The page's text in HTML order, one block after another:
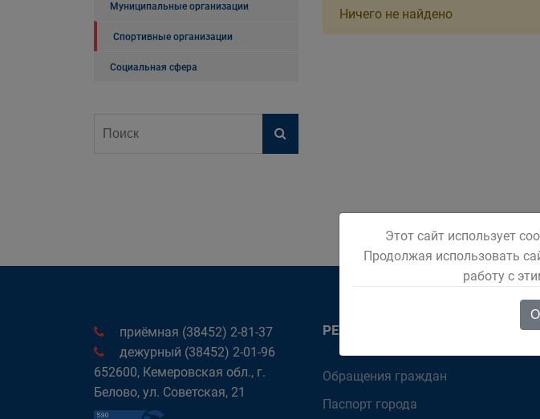
Муниципальные организации
Спортивные организации
Социальная сфера
Ничего не найдено
приёмная (38452) 2-81-37
дежурный (38452) 2-01-96
652600, Кемеровская обл., г.
Белово, ул. Советская, 21
РЕКОМЕНДУЕМ
Обращения граждан
Паспорт города
Этот сайт использует
Продолжая использовать
работу с